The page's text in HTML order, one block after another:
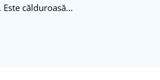
călduroasă…